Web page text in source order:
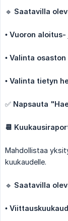
🔹 Saatavilla
• Vuoron aloitus-
• Valinta
• Valinta tietyn
✅ Napsauta
📆
Mahdollistaa
kuukaudelle.
🔹 Saatavilla
•